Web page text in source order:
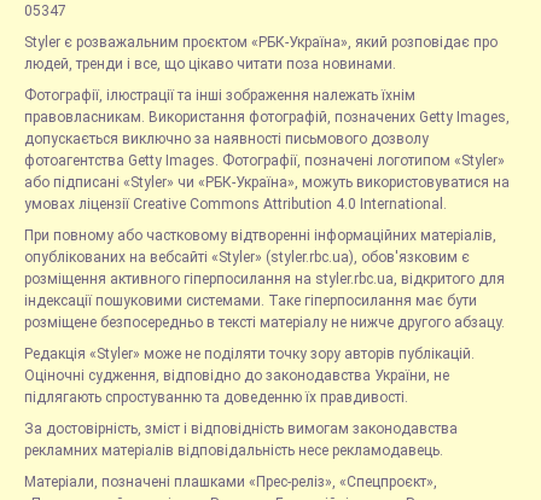
05347
Styler є розважальним проєктом «РБК-Україна», який розповідає про
людей, тренди і все, що цікаво читати поза новинами.
Фотографії, ілюстрації та інші зображення належать їхнім
правовласникам. Використання фотографій, позначених Getty Images,
допускається виключно за наявності письмового дозволу
фотоагентства Getty Images. Фотографії, позначені логотипом «Styler»
або підписані «Styler» чи «РБК-Україна», можуть використовуватися на
умовах ліцензії Creative Commons Attribution 4.0 International.
При повному або частковому відтворенні інформаційних матеріалів,
опублікованих на вебсайті «Styler» (styler.rbc.ua), обов'язковим є
розміщення активного гіперпосилання на styler.rbc.ua, відкритого для
індексації пошуковими системами. Таке гіперпосилання має бути
розміщене безпосередньо в тексті матеріалу не нижче другого абзацу.
Редакція «Styler» може не поділяти точку зору авторів публікацій.
Оціночні судження, відповідно до законодавства України, не
підлягають спростуванню та доведенню їх правдивості.
За достовірність, зміст і відповідність вимогам законодавства
рекламних матеріалів відповідальність несе рекламодавець.
Матеріали, позначені плашками «Прес-реліз», «Спецпроєкт»,